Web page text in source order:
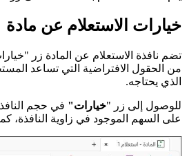
خيارات الاستعلام عن مادة
تضم نافذة الاستعلام عن المادة زر
من الحقول الافتراضية التي تساعد
الذي يحتاجه.
للوصول إلى زر "خيارات" في حجم
على السهم الموجود في زاوية النافذة،